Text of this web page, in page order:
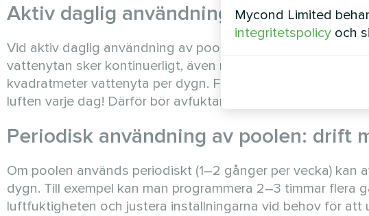
Aktiv daglig användning av poolen: 24/
Vid aktiv daglig användning av poolen är dygnet-runt-drift
vattenytan sker kontinuerligt, även när poolen inte
kvadratmeter vattenyta per dygn. För en medelstor pool
luften varje dag! Därför bör avfuktaren arbeta
Periodisk användning av poolen: drift
Om poolen används periodiskt (1–2 gånger per vecka) kan
dygn. Till exempel kan man programmera 2–3 timmar
luftfuktigheten och justera inställningarna vid behov för att
Mycond Limited
integritetspolicy och